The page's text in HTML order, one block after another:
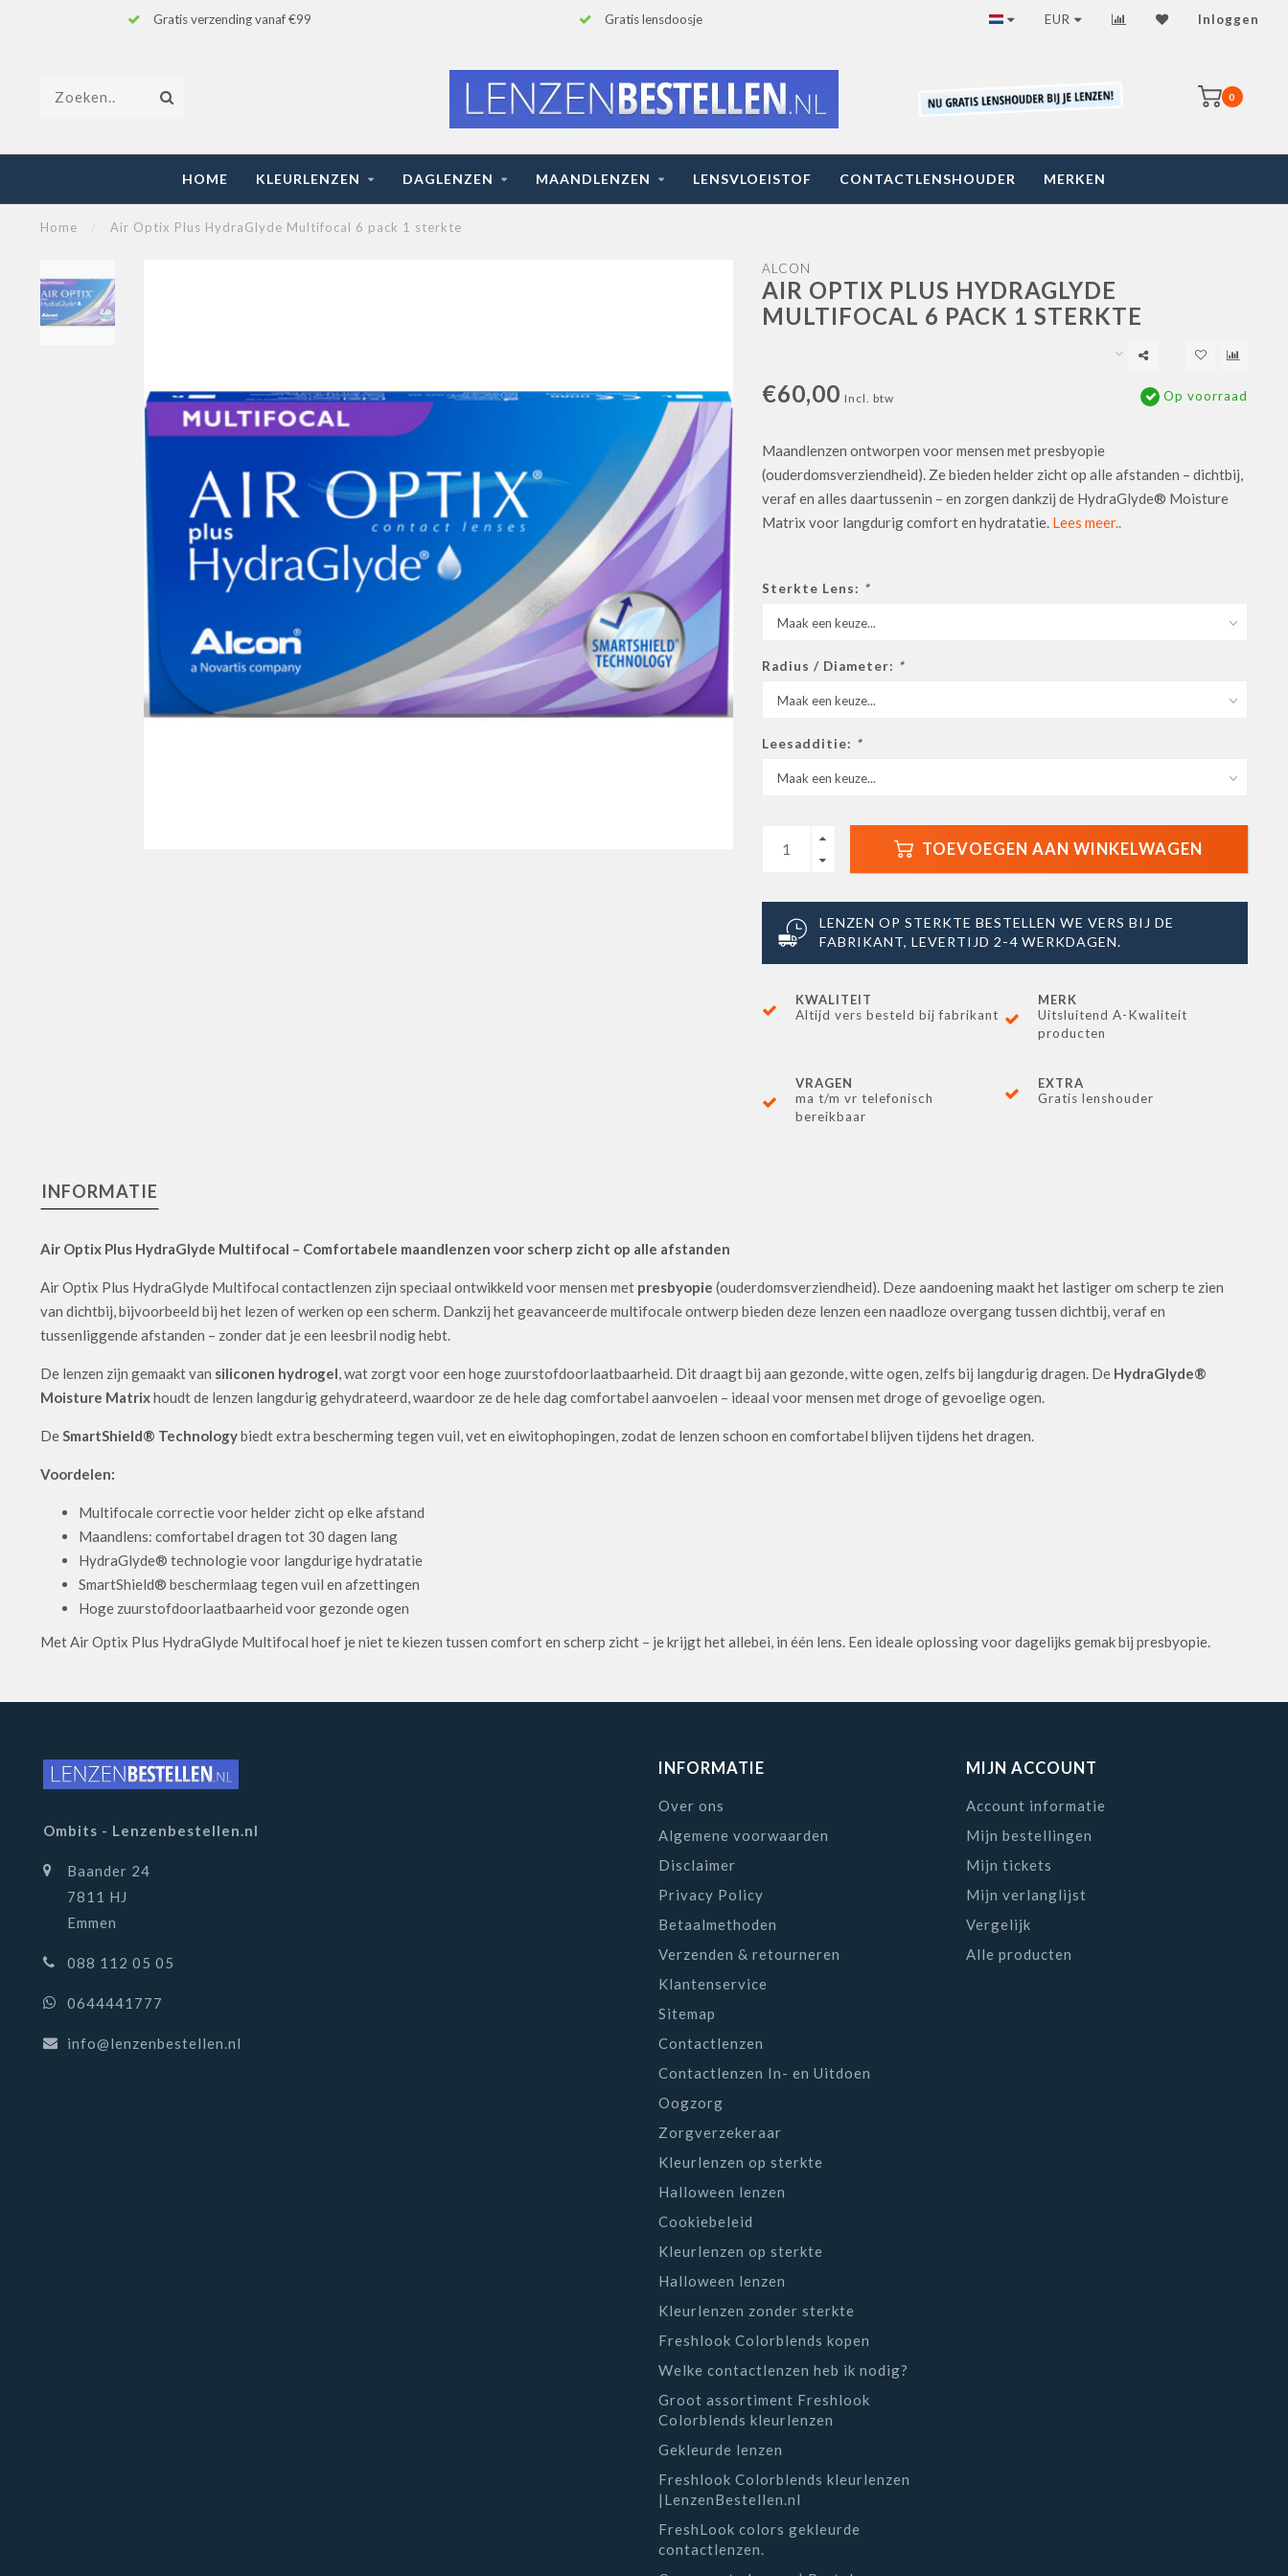
Gratis verzending vanaf €99 Gratis lensdoosje EUR Inloggen
0
HOME KLEURLENZEN DAGLENZEN MAANDLENZEN LENSVLOEISTOF CONTACTLENSHOUDER MERKEN
Home Air Optix Plus HydraGlyde Multifocal 6 pack 1 sterkte
ALCON
AIR OPTIX PLUS HYDRAGLYDE
MULTIFOCAL 6 PACK 1 STERKTE
€60,00 Incl. btw Op voorraad
Maandlenzen ontworpen voor mensen met presbyopie
(ouderdomsverziendheid). Ze bieden helder zicht op alle afstanden – dichtbij,
veraf en alles daartussenin – en zorgen dankzij de HydraGlyde® Moisture
Matrix voor langdurig comfort en hydratatie. Lees meer..
Sterkte Lens: *
Radius / Diameter: *
Leesadditie: *
TOEVOEGEN AAN WINKELWAGEN
LENZEN OP STERKTE BESTELLEN WE VERS BIJ DE
FABRIKANT, LEVERTIJD 2-4 WERKDAGEN.
KWALITEIT
Altijd vers besteld bij fabrikant
MERK
Uitsluitend A-Kwaliteit
producten
VRAGEN
ma t/m vr telefonisch
bereikbaar
EXTRA
Gratis lenshouder
INFORMATIE
Air Optix Plus HydraGlyde Multifocal – Comfortabele maandlenzen voor scherp zicht op alle afstanden
Air Optix Plus HydraGlyde Multifocal contactlenzen zijn speciaal ontwikkeld voor mensen met presbyopie (ouderdomsverziendheid). Deze aandoening maakt het lastiger om scherp te zien
van dichtbij, bijvoorbeeld bij het lezen of werken op een scherm. Dankzij het geavanceerde multifocale ontwerp bieden deze lenzen een naadloze overgang tussen dichtbij, veraf en
tussenliggende afstanden – zonder dat je een leesbril nodig hebt.
De lenzen zijn gemaakt van siliconen hydrogel, wat zorgt voor een hoge zuurstofdoorlaatbaarheid. Dit draagt bij aan gezonde, witte ogen, zelfs bij langdurig dragen. De HydraGlyde®
Moisture Matrixhoudt de lenzen langdurig gehydrateerd, waardoor ze de hele dag comfortabel aanvoelen – ideaal voor mensen met droge of gevoelige ogen.
DeSmartShield® Technologybiedt extra bescherming tegen vuil, vet en eiwitophopingen, zodat de lenzen schoon en comfortabel blijven tijdens het dragen.
Voordelen:
Multifocale correctie voor helder zicht op elke afstand
Maandlens: comfortabel dragen tot 30 dagen lang
HydraGlyde® technologie voor langdurige hydratatie
SmartShield® beschermlaag tegen vuil en afzettingen
Hoge zuurstofdoorlaatbaarheid voor gezonde ogen
Met Air Optix Plus HydraGlyde Multifocal hoef je niet te kiezen tussen comfort en scherp zicht – je krijgt het allebei, in één lens. Een ideale oplossing voor dagelijks gemak bij presbyopie.
Ombits - Lenzenbestellen.nl
Baander 24
7811 HJ
Emmen
088 112 05 05
0644441777
info@lenzenbestellen.nl
INFORMATIE
Over ons
Algemene voorwaarden
Disclaimer
Privacy Policy
Betaalmethoden
Verzenden & retourneren
Klantenservice
Sitemap
Contactlenzen
Contactlenzen In- en Uitdoen
Oogzorg
Zorgverzekeraar
Kleurlenzen op sterkte
Halloween lenzen
Cookiebeleid
Kleurlenzen op sterkte
Halloween lenzen
Kleurlenzen zonder sterkte
Freshlook Colorblends kopen
Welke contactlenzen heb ik nodig?
Groot assortiment Freshlook
Colorblends kleurlenzen
Gekleurde lenzen
Freshlook Colorblends kleurlenzen
|LenzenBestellen.nl
FreshLook colors gekleurde
contactlenzen.
MIJN ACCOUNT
Account informatie
Mijn bestellingen
Mijn tickets
Mijn verlanglijst
Vergelijk
Alle producten